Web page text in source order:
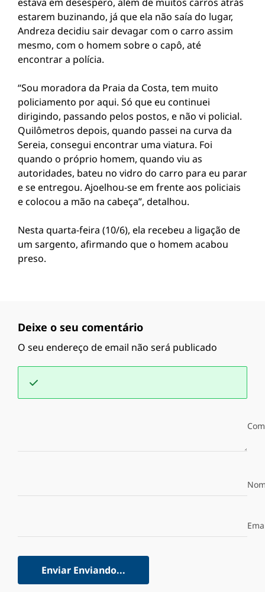
estarem buzinando, já que ela não saía do lugar,
Andreza decidiu sair devagar com o carro assim
mesmo, com o homem sobre o capô, até
encontrar a polícia.
“Sou moradora da Praia da Costa, tem muito
policiamento por aqui. Só que eu continuei
dirigindo, passando pelos postos, e não vi policial.
Quilômetros depois, quando passei na curva da
Sereia, consegui encontrar uma viatura. Foi
quando o próprio homem, quando viu as
autoridades, bateu no vidro do carro para eu parar
e se entregou. Ajoelhou-se em frente aos policiais
e colocou a mão na cabeça”, detalhou.
Nesta quarta-feira (10/6), ela recebeu a ligação de
um sargento, afirmando que o homem acabou
preso.
Deixe o seu comentário
O seu endereço de email não será publicado
Enviar Enviando...